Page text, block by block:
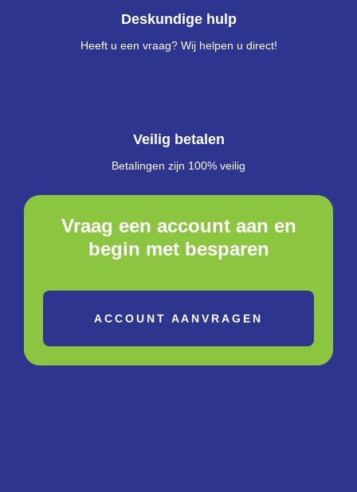
Deskundige hulp
Heeft u een vraag? Wij helpen u direct!
Veilig betalen
Betalingen zijn 100% veilig
Vraag een account aan en
begin met besparen
ACCOUNT AANVRAGEN